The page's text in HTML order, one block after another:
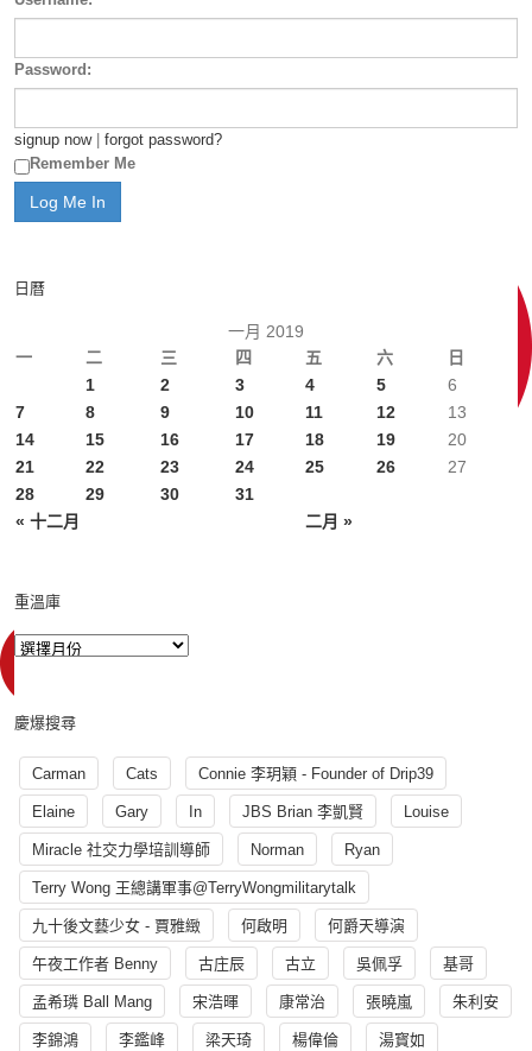
Password:
signup now| forgot password?
Remember Me
日曆
一月 2019
一
二 三 四 五 六 日
« 十二月 二月 »
1 2 3 4 5
6
7
8 9 10 11 12
13
14
15 16 17 18 19
20
21
22 23 24 25 26
27
28
29 30 31
重溫庫
慶爆搜尋
Carman Cats Connie 李玥穎 - Founder of Drip39
Elaine Gary In JBS Brian 李凱賢 Louise
Miracle 社交力學培訓導師 Norman Ryan
Terry Wong 王總講軍事@TerryWongmilitarytalk
九十後文藝少女 - 賈雅緻 何啟明 何爵天導演
午夜工作者 Benny 古庄辰 古立 吳佩孚 基哥
孟希璘 Ball Mang 宋浩暉 康常治 張曉嵐 朱利安
李錦鴻 李鑑峰 梁天琦 楊偉倫 湯寳如